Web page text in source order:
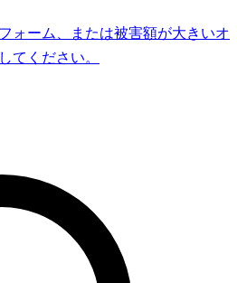
ォーム、または被害額が大きいオ
てください。